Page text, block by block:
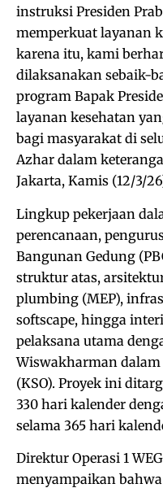
instruksi Presiden
memperkuat layanan
karena itu, kami
dilaksanakan sebaik-
program Bapak
layanan kesehatan
bagi masyarakat di
Azhar dalam
Jakarta, Kamis (12/3/
Lingkup pekerjaan
perencanaan,
Bangunan Gedung
struktur atas,
plumbing (MEP),
softscape, hingga
pelaksana utama
Wiswakharman dalam
(KSO). Proyek ini
330 hari kalender
selama 365 hari
Direktur Operasi 1
menyampaikan